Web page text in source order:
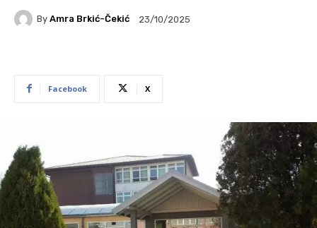
By Amra Brkić-Čekić 23/10/2025
Facebook X